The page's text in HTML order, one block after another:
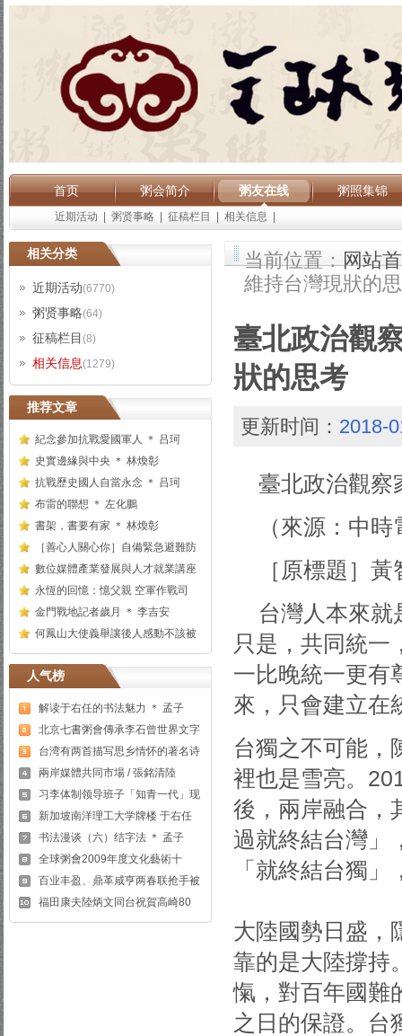
首页 粥会简介 粥友在线 粥照集锦
近期活动 粥贤事略 征稿栏目 相关信息
相关分类
近期活动(6770)
粥贤事略(64)
征稿栏目 (8)
相关信息(1279)
推荐文章
紀念參加抗戰愛國軍人 ＊ 吕珂
史實邊緣與中央 ＊ 林煥彰
抗戰歷史國人自當永念 ＊ 吕珂
布雷的聯想 ＊ 左化鵬
書架，書要有家 ＊ 林煥彰
［善心人關心你］自備緊急避難防
數位媒體產業發展與人才就業講座
永恆的回憶：憶父親 空軍作戰司
金門戰地記者歲月 ＊ 李吉安
何鳳山大使義舉讓後人感動不該被
人气榜
解读于右任的书法魅力 ＊ 孟子
北京七書粥會傳承李石曾世界文字
台湾有两首描写思乡情怀的著名诗
兩岸媒體共同市場 / 張銘清陸
习李体制领导班子「知青一代」现
新加坡南洋理工大学牌楼 于右任
书法漫谈（六）结字法 ＊ 孟子
全球粥會2009年度文化藝術十
百业丰盈、鼎革咸亨两春联抢手被
福田康夫陸炳文同台祝賀高崎80
当前位置：网站
維持台灣現狀的
臺北政治觀
狀的思考
更新时间： 2018-
臺北政治觀察
（來源：中
［原標題］
台灣人本來就
只是，共同統一
一比晚統一更有
來，只會建立在
台獨之不可能，
裡也是雪亮。
後，兩岸融合，
過就終結台灣」
「就終結台獨
大陸國勢日盛，
靠的是大陸撐持
愾，對百年國難
之日的保證。台